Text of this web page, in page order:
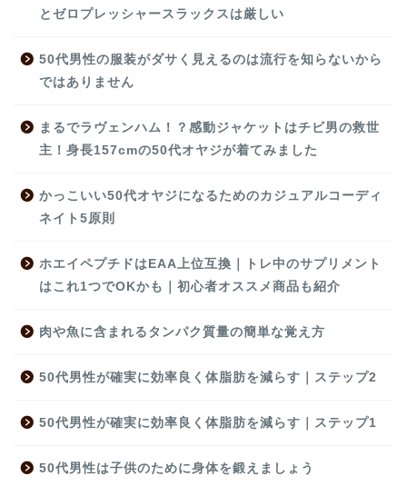
とゼロプレッシャースラックスは厳しい
50代男性の服装がダサく見えるのは流行を知らないから
ではありません
まるでラヴェンハム！？感動ジャケットはチビ男の救世
主！身長157cmの50代オヤジが着てみました
かっこいい50代オヤジになるためのカジュアルコーディ
ネイト5原則
ホエイペプチドはEAA上位互換｜トレ中のサプリメント
はこれ1つでOKかも｜初心者オススメ商品も紹介
肉や魚に含まれるタンパク質量の簡単な覚え方
50代男性が確実に効率良く体脂肪を減らす｜ステップ2
50代男性が確実に効率良く体脂肪を減らす｜ステップ1
50代男性は子供のために身体を鍛えましょう